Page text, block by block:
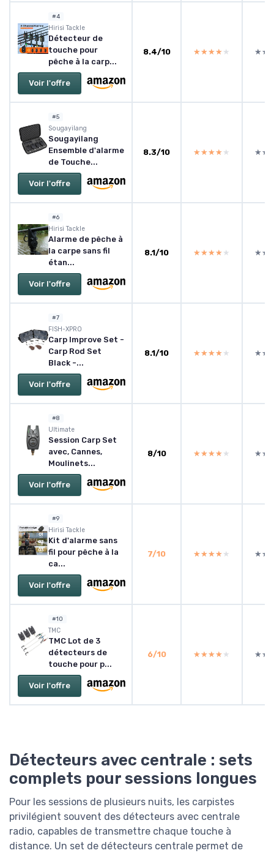
#4
‎Hirisi Tackle
Détecteur de
touche pour
pêche à la carp...
Voir l'offre
8.4/10 ★★★★★
★★★★★
#5
Sougayilang
Sougayilang
Ensemble d'alarme
de Touche...
Voir l'offre
8.3/10 ★★★★★
★★★★★
#6
Hirisi Tackle
Alarme de pêche à
la carpe sans fil
étan...
Voir l'offre
8.1/10 ★★★★★
★★★★★
#7
FISH-XPRO
Carp Improve Set -
Carp Rod Set
Black -...
Voir l'offre
8.1/10 ★★★★★
★★★★★
#8
Ultimate
Session Carp Set
avec, Cannes,
Moulinets...
Voir l'offre
8/10 ★★★★★
★★★★★
#9
‎Hirisi Tackle
Kit d'alarme sans
fil pour pêche à la
ca...
Voir l'offre
7/10 ★★★★★
★★★★★
#10
‎TMC
TMC Lot de 3
détecteurs de
touche pour p...
Voir l'offre
6/10 ★★★★★
★★★★★
Détecteurs avec centrale : sets
complets pour sessions longues
Pour les sessions de plusieurs nuits, les carpistes
privilégient souvent des détecteurs avec centrale
radio, capables de transmettre chaque touche à
distance. Un set de détecteurs centrale permet de